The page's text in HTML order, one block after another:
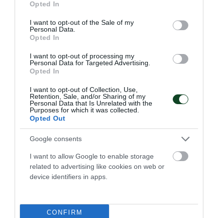
use your data for below specified purposes in below Google
consent section.
Opted In
I want to opt-out of the Sale of my
Personal Data.
Opted In
I want to opt-out of processing my
Personal Data for Targeted Advertising.
Opted In
I want to opt-out of Collection, Use,
Retention, Sale, and/or Sharing of my
Personal Data that Is Unrelated with the
Purposes for which it was collected.
Opted Out
Google consents
I want to allow Google to enable storage
related to advertising like cookies on web or
device identifiers in apps.
CONFIRM
Στην τετράδα η Εθνική πόλο με
πέντε «πράσινους»
Η Εθνική ομάδα πόλο ανδρών προκρίθηκε στα ημιτελικά
του Παγκοσμίου Κυπέλλου με πέντε παίκτες του
ΠΟΛΟ ΑΝΔΡΩΝ